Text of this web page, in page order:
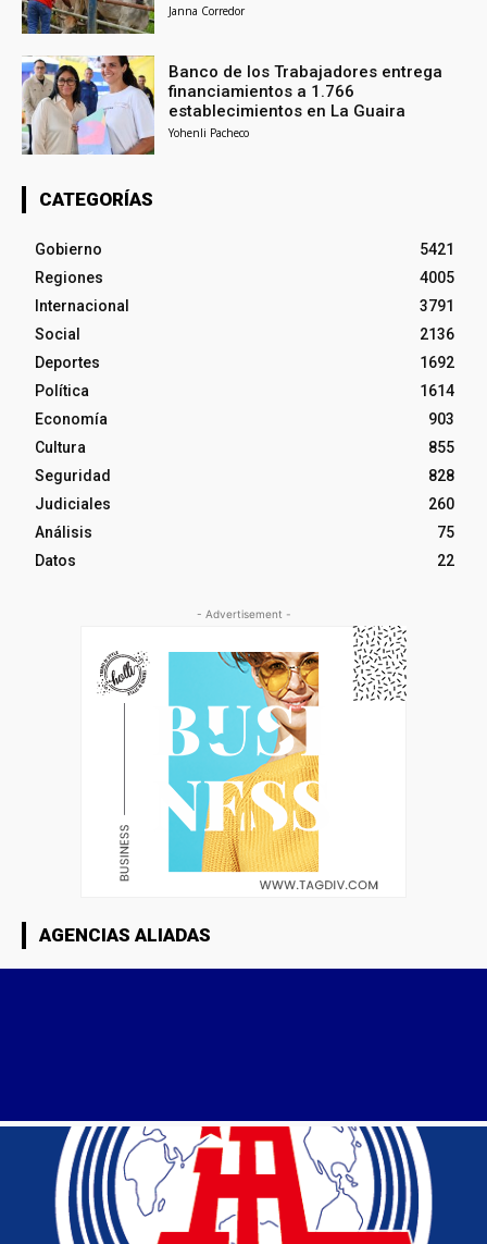
Janna Corredor
Banco de los Trabajadores entrega
financiamientos a 1.766
establecimientos en La Guaira
Yohenli Pacheco
CATEGORÍAS
Gobierno
5421
Regiones
4005
Internacional
3791
Social
2136
Deportes
1692
Política
1614
Economía
903
Cultura
855
Seguridad
828
Judiciales
260
Análisis
75
Datos
22
- Advertisement -
AGENCIAS ALIADAS